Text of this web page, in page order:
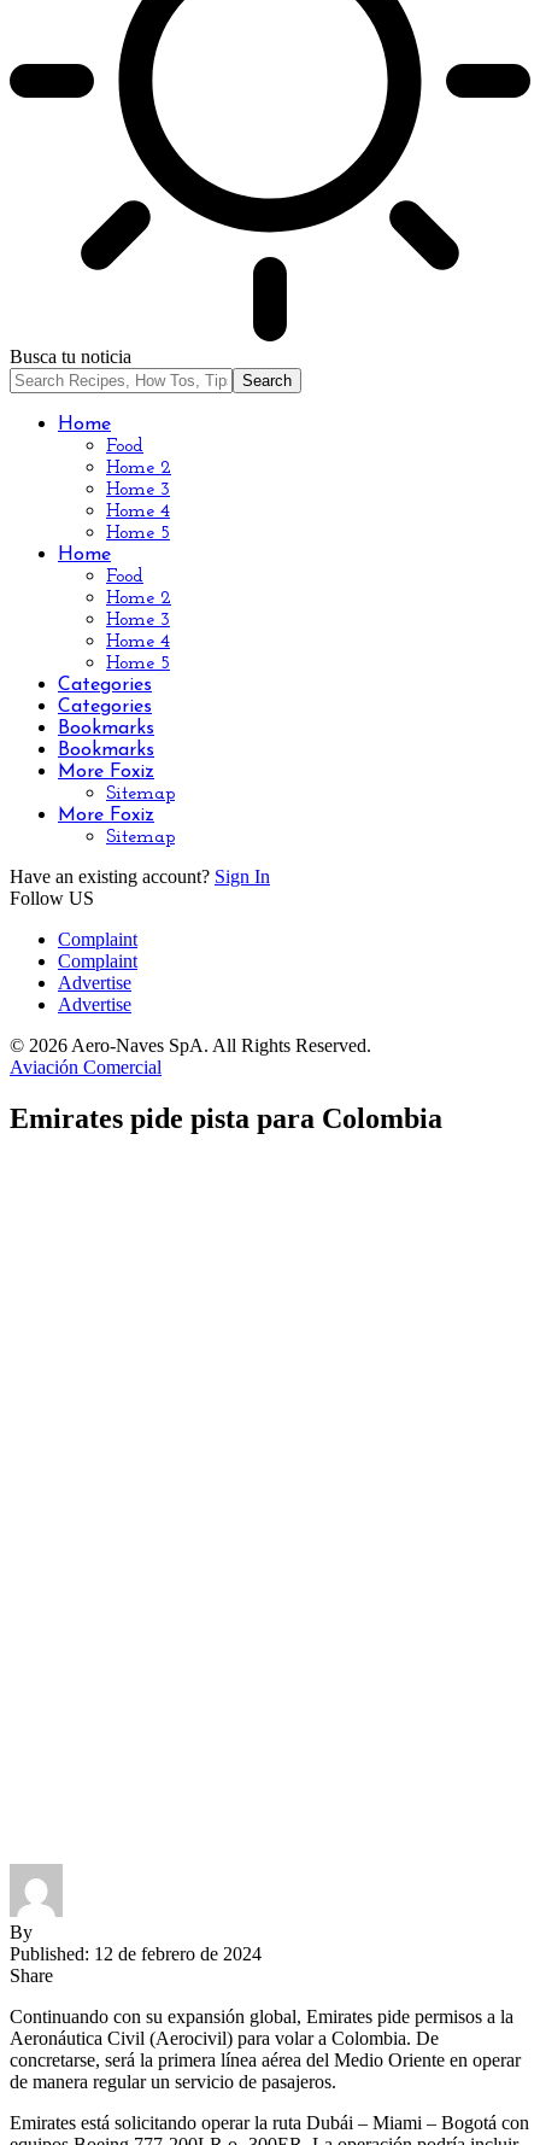
Busca tu noticia
Home
Food
Home 2
Home 3
Home 4
Home 5
Home
Food
Home 2
Home 3
Home 4
Home 5
Categories
Categories
Bookmarks
Bookmarks
More Foxiz
Sitemap
More Foxiz
Sitemap
Have an existing account? Sign In
Follow US
Complaint
Complaint
Advertise
Advertise
© 2026 Aero-Naves SpA. All Rights Reserved.
Aviación Comercial
Emirates pide pista para Colombia
By
Published: 12 de febrero de 2024
Share
Continuando con su expansión global, Emirates pide permisos a la
Aeronáutica Civil (Aerocivil) para volar a Colombia. De
concretarse, será la primera línea aérea del Medio Oriente en operar
de manera regular un servicio de pasajeros.
Emirates está solicitando operar la ruta Dubái – Miami – Bogotá con